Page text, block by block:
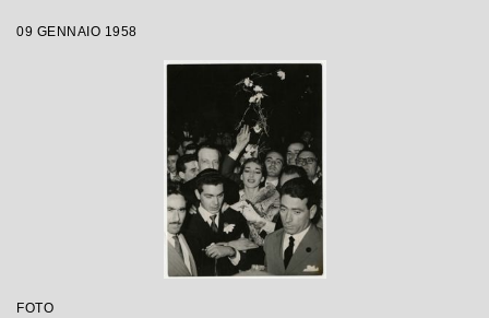
09 GENNAIO 1958
FOTO